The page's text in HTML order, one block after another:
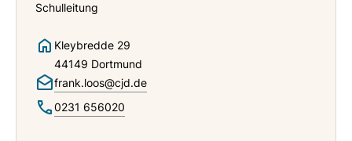
Schulleitung
Kleybredde 29
44149 Dortmund
frank.loos@cjd.de
0231 656020